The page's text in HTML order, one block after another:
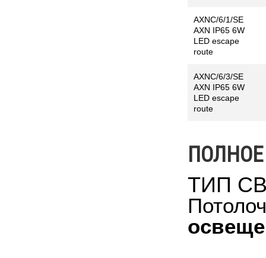
AXNC/6/1/SE
AXN IP65 6W
LED escape
route
AXNC/6/3/SE
AXN IP65 6W
LED escape
route
ТИП